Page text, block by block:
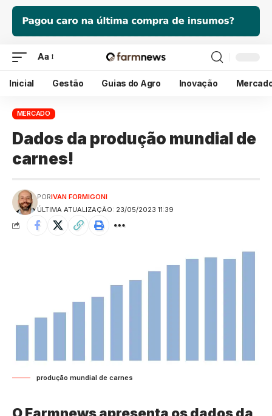
Aa
Inicial Gestão Guias do Agro Inovação
MERCADO
Dados da produção mundial de
carnes!
ÚLTIMA ATUALIZAÇÃO: 23/05/2023 11:39
PORIVAN FORMIGONI
produção mundial de carnes